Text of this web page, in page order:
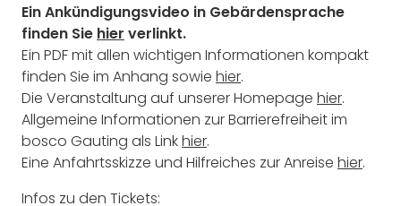
Ein Ankündigungsvideo in Gebärdensprache
finden Sie hier verlinkt.
Ein PDF mit allen wichtigen Informationen kompakt
finden Sie im Anhang sowie hier.
Die Veranstaltung auf unserer Homepage hier.
Allgemeine Informationen zur Barrierefreiheit im
bosco Gauting als Linkhier.
Eine Anfahrtsskizze und Hilfreiches zur Anreise hier.
Infos zu den Tickets: